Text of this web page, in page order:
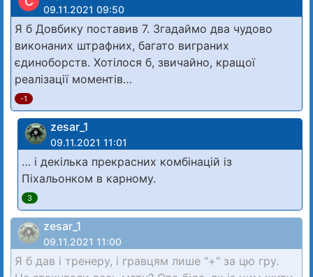
09.11.2021 09:50
Я б Довбику поставив 7. Згадаймо два чудово
виконаних штрафних, багато виграних
єдиноборств. Хотілося б, звичайно, кращої
реалізації моментів…
-1
zesar_1
09.11.2021 11:01
… і декілька прекрасних комбінацій із
Піхальонком в карному.
3
zesar_1
09.11.2021 11:00
Я б дав і тренеру, і гравцям лише "+" за цю гру.